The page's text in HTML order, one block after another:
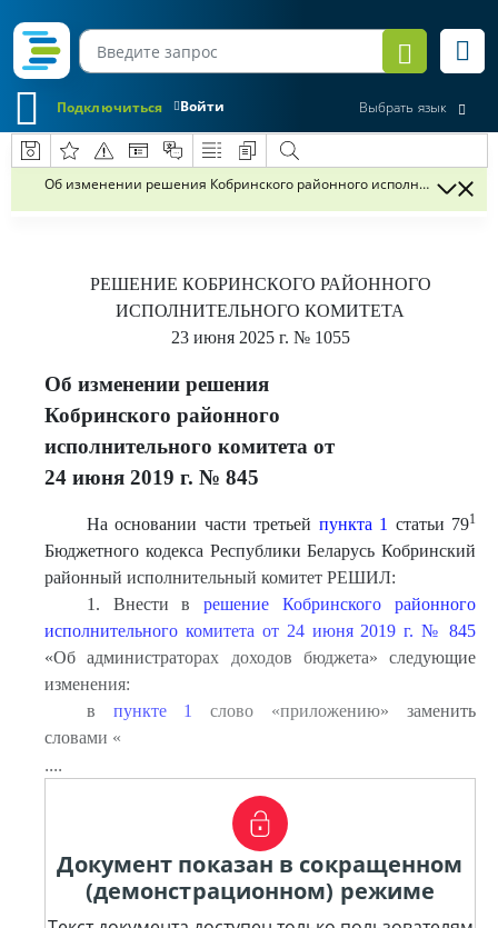
Войти
Подключиться Выбрать язык
Об изменении решения Кобринского районного исполнительного
РЕШЕНИЕ КОБРИНСКОГО РАЙОННОГО
ИСПОЛНИТЕЛЬНОГО КОМИТЕТА
23 июня 2025 г. № 1055
Об изменении решения
Кобринского районного
исполнительного комитета от
24 июня 2019 г. № 845
На основании части третьей пункта 1 статьи 791
Бюджетного кодекса Республики Беларусь Кобринский
районный исполнительный комитет РЕШИЛ:
1. Внести врешение Кобринского районного
исполнительного комитета от 24 июня 2019 г. № 845
«Об администраторах доходов бюджета» следующие
изменения:
в пункте 1
слово «приложению» заменить
словами «
....
Документ показан в сокращенном
(демонстрационном) режиме